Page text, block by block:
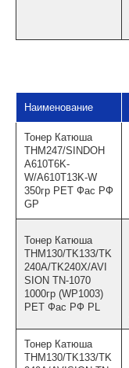
Наименование
Тонер Катюша
THМ247/SINDOH
A610T6K-
W/A610T13K-W
350гр PET Фас РФ
GP
Тонер Катюша
THM130/TK133/TK
240A/TK240X/AVI
SION TN-1070
1000гр (WP1003)
PET Фас РФ PL
Тонер Катюша
THM130/TK133/TK